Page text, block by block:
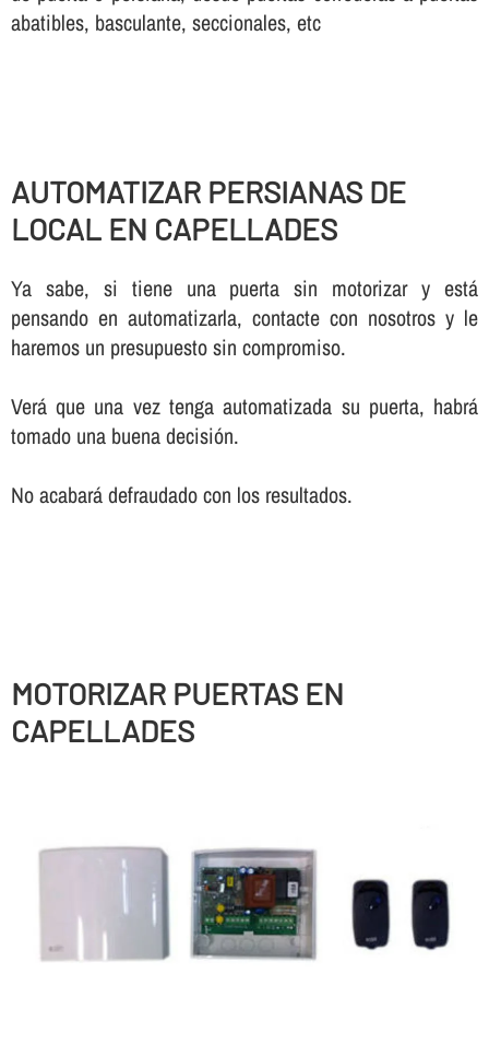
abatibles, basculante, seccionales, etc
AUTOMATIZAR PERSIANAS DE
LOCAL EN CAPELLADES
Ya sabe, si tiene una puerta sin motorizar y está
pensando en automatizarla, contacte con nosotros y le
haremos un presupuesto sin compromiso.
Verá que una vez tenga automatizada su puerta, habrá
tomado una buena decisión.
No acabará defraudado con los resultados.
MOTORIZAR PUERTAS EN
CAPELLADES